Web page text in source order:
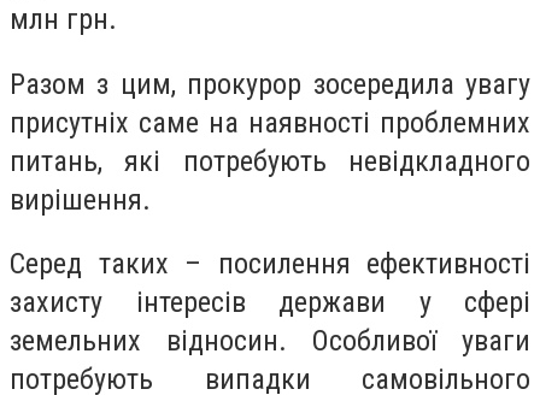
млн грн.
Разом з цим, прокурор зосередила увагу
присутніх саме на наявності проблемних
питань, які потребують невідкладного
вирішення.
Серед таких – посилення ефективності
захисту інтересів держави у сфері
земельних відносин. Особливої уваги
потребують випадки самовільного